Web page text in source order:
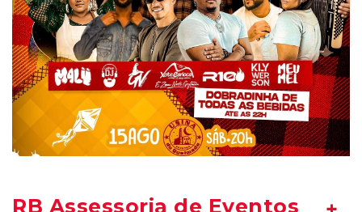
RB Assessoria de Eventos